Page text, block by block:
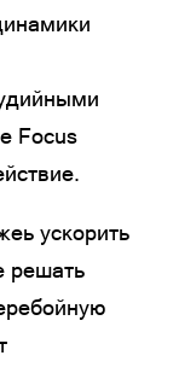
Focus
ускорить
решать